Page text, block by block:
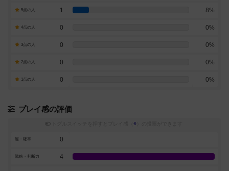
5点の人 1 8%
4点の人 0 0%
3点の人 0 0%
2点の人 0 0%
1点の人 0 0%
プレイ感の評価
※
運・確率 0
戦略・判断力 4